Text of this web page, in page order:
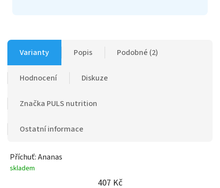
Varianty Popis Podobné (2)
Hodnocení Diskuze
Značka PULS nutrition
Ostatní informace
Příchuť: Ananas
skladem
407 Kč